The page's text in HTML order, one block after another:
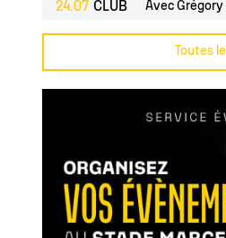
24.07 CLUB Avec
Billetterie,
Toutes